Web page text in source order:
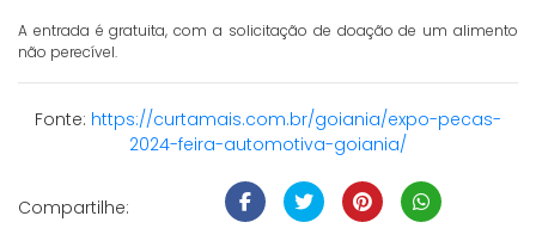
A entrada é gratuita, com a solicitação de doação de um alimento
não perecível.
Fonte: https://curtamais.com.br/goiania/expo-pecas-
2024-feira-automotiva-goiania/
Compartilhe: